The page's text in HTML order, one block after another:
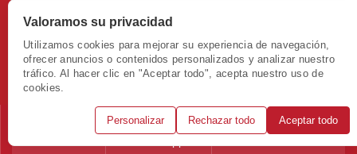
Experiencias auténticas
Valoramos su privacidad
Utilizamos cookies para mejorar su experiencia de navegación,
ofrecer anuncios o contenidos personalizados y analizar nuestro
tráfico. Al hacer clic en "Aceptar todo", acepta nuestro uso de
cookies.
Personalizar Rechazar todo Aceptar todo